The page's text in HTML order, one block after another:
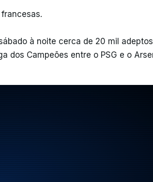
à noite cerca de 20 mil
dos Campeões entre o PSG e o